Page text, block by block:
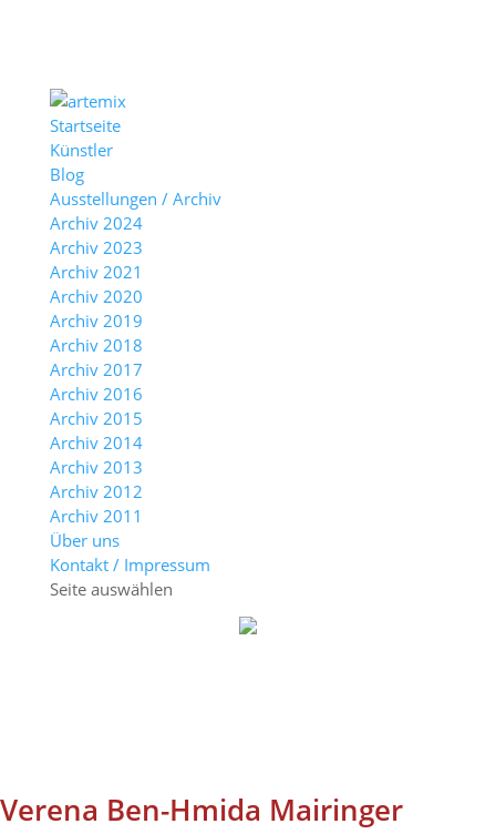
Startseite
Künstler
Blog
Ausstellungen / Archiv
Archiv 2024
Archiv 2023
Archiv 2021
Archiv 2020
Archiv 2019
Archiv 2018
Archiv 2017
Archiv 2016
Archiv 2015
Archiv 2014
Archiv 2013
Archiv 2012
Archiv 2011
Über uns
Kontakt / Impressum
Seite auswählen
Verena Ben-Hmida Mairinger